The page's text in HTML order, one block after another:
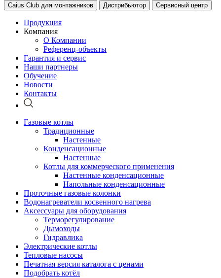
Caius Club для монтажников Дистрибьютор Сервисный центр
Продукция
Компания
О Компании
Референц-объекты
Гарантия и сервис
Наши партнеры
Обучение
Новости
Контакты
Газовые котлы
Традиционные
Настенные
Конденсационные
Настенные
Котлы для коммерческого применения
Настенные конденсационные
Напольные конденсационные
Проточные газовые колонки
Водонагреватели косвенного нагрева
Аксессуары для оборудования
Терморегулирование
Дымоходы
Гидравлика
Электрические котлы
Тепловые насосы
Печатная версия каталога с ценами
Подобрать котёл